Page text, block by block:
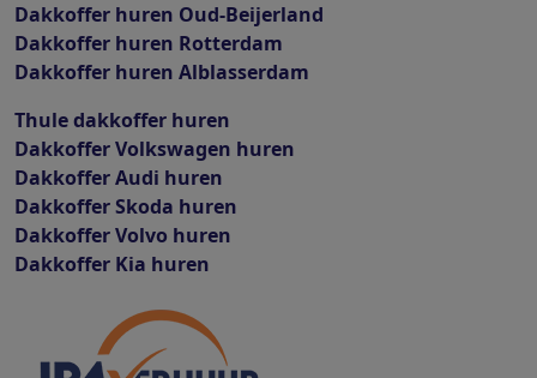
Dakkoffer huren Oud-Beijerland
Dakkoffer huren Rotterdam
Dakkoffer huren Alblasserdam
Thule dakkoffer huren
Dakkoffer Volkswagen huren
Dakkoffer Audi huren
Dakkoffer Skoda huren
Dakkoffer Volvo huren
Dakkoffer Kia huren